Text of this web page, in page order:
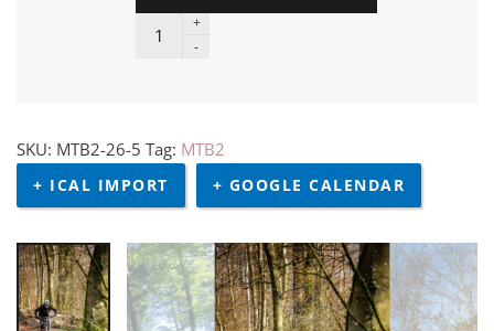
Workshop MTB2 - Flow quantity
SKU: MTB2-26-5 Tag: MTB2
+ ICAL IMPORT + GOOGLE CALENDAR